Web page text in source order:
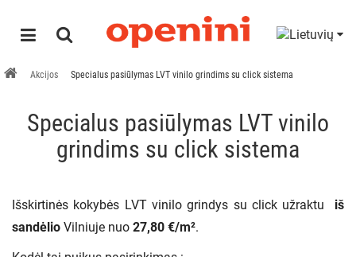
Akcijos Specialus pasiūlymas LVT vinilo grindims su click sistema
Specialus pasiūlymas LVT vinilo
grindims su click sistema
Išskirtinės kokybės LVT vinilo grindys su click užraktu iš
sandėlio Vilniuje nuo 27,80 €/m².